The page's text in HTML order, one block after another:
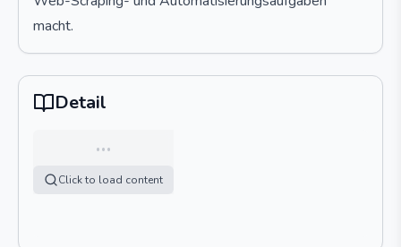
macht.
Detail
…
Click to load content